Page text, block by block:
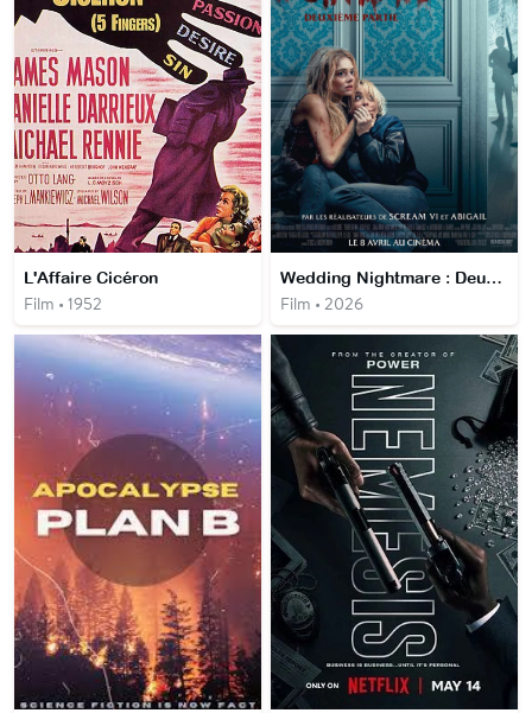
L'Affaire Cicéron
Film • 1952
Wedding Nightmare : Deuxième Partie
Film • 2026